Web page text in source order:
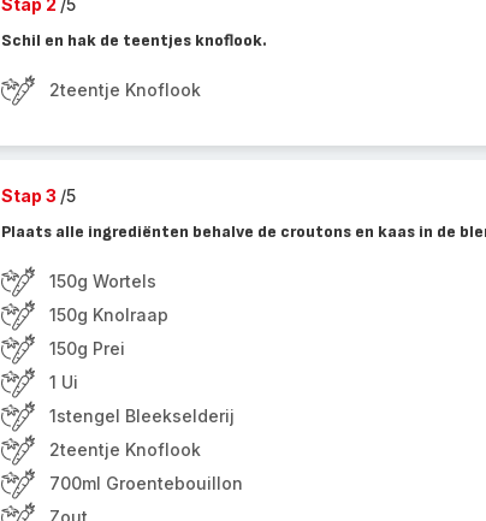
Stap 2 /5
Schil en hak de teentjes knoflook.
2teentje Knoflook
Stap 3 /5
Plaats alle ingrediënten behalve de croutons en kaas in de
150g Wortels
150g Knolraap
150g Prei
1 Ui
1stengel Bleekselderij
2teentje Knoflook
700ml Groentebouillon
Zout